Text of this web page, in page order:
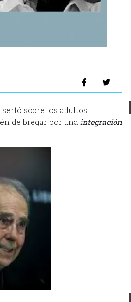
sobre los adultos
de bregar por una integración